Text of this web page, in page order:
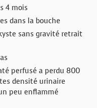
4 mois
dans la bouche
sans gravité retrait
perfusé a perdu 800
densité urinaire
peu enflammé